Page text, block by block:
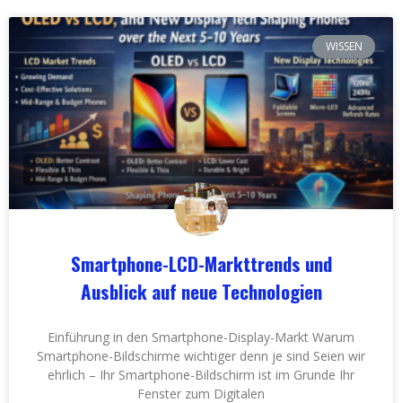
WISSEN
Smartphone-LCD-Markttrends und
Ausblick auf neue Technologien
Einführung in den Smartphone-Display-Markt Warum
Smartphone-Bildschirme wichtiger denn je sind Seien wir
ehrlich – Ihr Smartphone-Bildschirm ist im Grunde Ihr
Fenster zum Digitalen